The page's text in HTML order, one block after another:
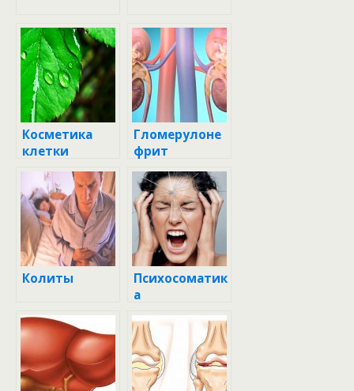
Косметика
клетки
Гломерулоне
фрит
Колиты
Психосоматик
а